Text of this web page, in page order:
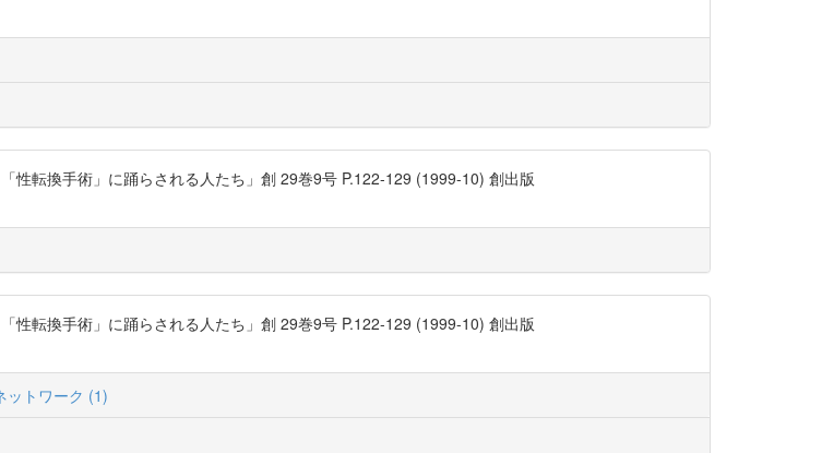
性転換手術」に踊らされる人たち」創 29巻9号 P.122-129 (1999-10) 創出版
性転換手術」に踊らされる人たち」創 29巻9号 P.122-129 (1999-10) 創出版
ットワーク (1)